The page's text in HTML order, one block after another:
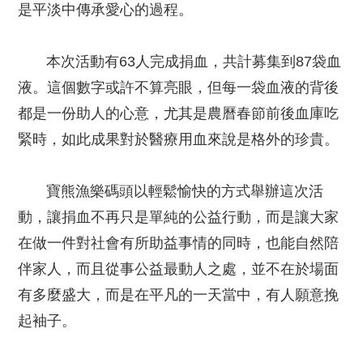
是平淡中傳承愛心的過程。
本次活動有63人完成捐血，共計募集到87袋血
液。這個數字或許不算亮眼，但每一袋血液的背後
都是一份助人的心意，尤其是農曆春節前後血庫吃
緊時，如此成果對於醫療用血來說是格外的珍貴。
寶熊漁樂碼頭以輕鬆愉快的方式舉辦這次活
動，讓捐血不再只是單純的公益行動，而是讓大家
在做一件對社會有所助益事情的同時，也能自然陪
伴家人，而且從事公益最動人之處，並不在於場面
有多麼盛大，而是在平凡的一天當中，有人願意挽
起袖子。